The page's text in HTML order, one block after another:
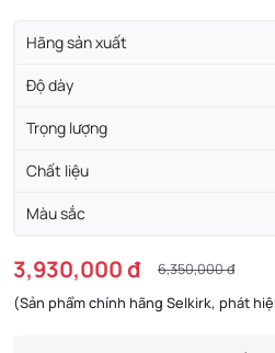
Hãng sản xuất
Độ dày
Trọng lượng
Chất liệu
Màu sắc
3,930,000 đ 6,350,000 đ
(Sản phẩm chính hãng Selkirk, phát